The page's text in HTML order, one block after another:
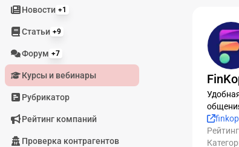
Новости +1
Статьи +9
Форум +7
Курсы и вебинары
Рубрикатор
Рейтинг компаний
Проверка контрагентов